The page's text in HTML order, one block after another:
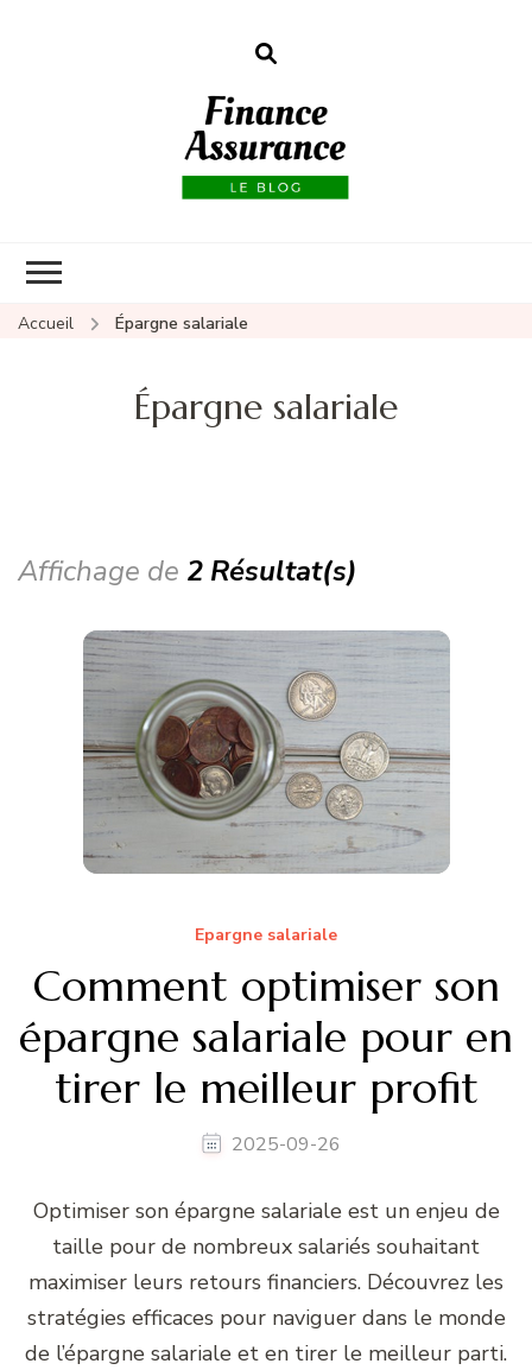
Accueil Épargne salariale
Épargne salariale
Affichage de 2 Résultat(s)
Epargne salariale
Comment optimiser son
épargne salariale pour en
tirer le meilleur profit
2025-09-26
Optimiser son épargne salariale est un enjeu de
taille pour de nombreux salariés souhaitant
maximiser leurs retours financiers. Découvrez les
stratégies efficaces pour naviguer dans le monde
de l’épargne salariale et en tirer le meilleur parti.